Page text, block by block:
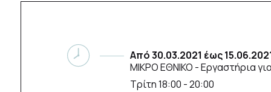
Από30.03.2021 έως
ΜΙΚΡΟ ΕΘΝΙΚΟ - Εργαστήρια
Τρίτη 18:00 - 20:00